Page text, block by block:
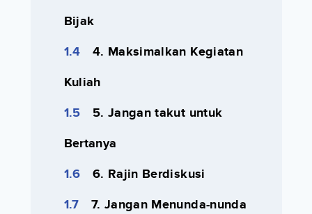
Bijak
4. Maksimalkan Kegiatan
Kuliah
5. Jangan takut untuk
Bertanya
6. Rajin Berdiskusi
7. Jangan Menunda-nunda